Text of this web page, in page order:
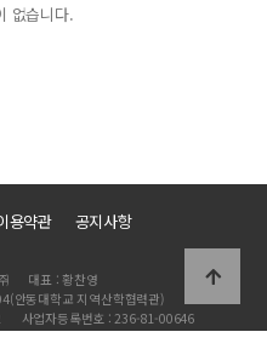
없습니다.
용약관 공지사항
대표 : 황찬영
안동대학교 지역산학협력관)
사업자등록번호 : 236-81-00646